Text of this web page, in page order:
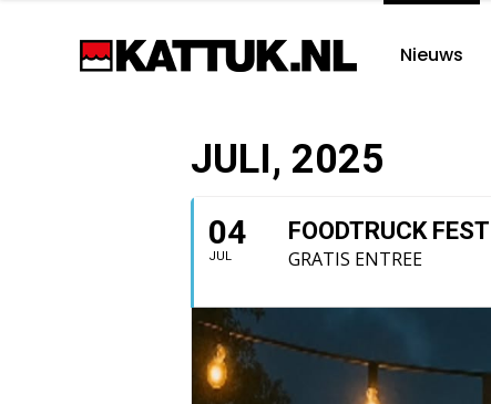
Nieuws
JULI, 2025
04
JUL
FOODTRUCK
GRATIS ENTREE